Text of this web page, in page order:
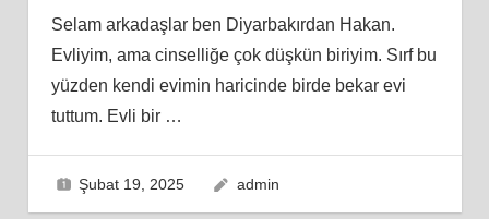
Selam arkadaşlar ben Diyarbakırdan Hakan.
Evliyim, ama cinselliğe çok düşkün biriyim. Sırf bu
yüzden kendi evimin haricinde birde bekar evi
tuttum. Evli bir …
Şubat 19, 2025 admin